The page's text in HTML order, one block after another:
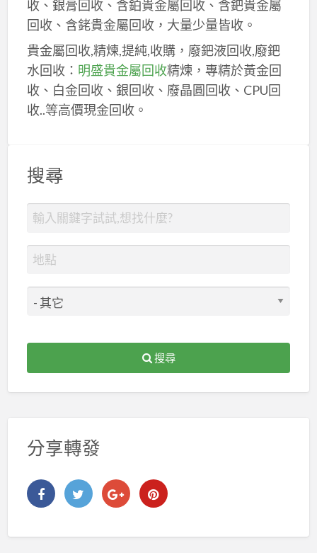
收、銀膏回收、含鉑貴金屬回收、含鈀貴金屬
回收、含銠貴金屬回收，大量少量皆收。
貴金屬回收,精煉,提純,收購，廢鈀液回收,廢鈀
水回收： 明盛貴金屬回收精煉，專精於黃金回
收、白金回收、銀回收、廢晶圓回收、CPU回
收..等高價現金回收。
搜尋
搜尋
分享轉發